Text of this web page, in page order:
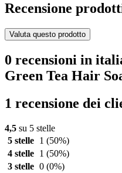
Recensione
Valuta questo prodotto
0 recensioni in
Green Tea Hair
1 recensione dei
4,5 su 5 stelle
5 stelle
1 (50%)
4 stelle
1 (50%)
3 stelle 0 (0%)